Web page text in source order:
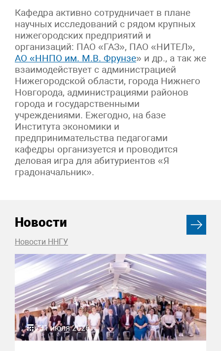
Кафедра активно сотрудничает в плане
научных исследований с рядом крупных
нижегородских предприятий и
организаций: ПАО «ГАЗ», ПАО «НИТЕЛ»,
АО «ННПО им. М.В. Фрунзе» и др., а так же
взаимодействует с администрацией
Нижегородской области, города Нижнего
Новгорода, администрациями районов
города и государственными
учреждениями. Ежегодно, на базе
Института экономики и
предпринимательства педагогами
кафедры организуется и проводится
деловая игра для абитуриентов «Я
градоначальник».
Новости
Новости ННГУ
31 июля 2026